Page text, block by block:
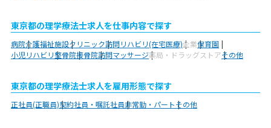
東京都の理学療法士求人を仕事内容で探す
病院介護福祉施設クリニック訪問リハビリ(在宅医療)企業保育園
小児リハビリ整骨院接骨院訪問マッサージ薬局・ドラッグストアその他
東京都の理学療法士求人を雇用形態で探す
正社員(正職員)契約社員・嘱託社員非常勤・パートその他